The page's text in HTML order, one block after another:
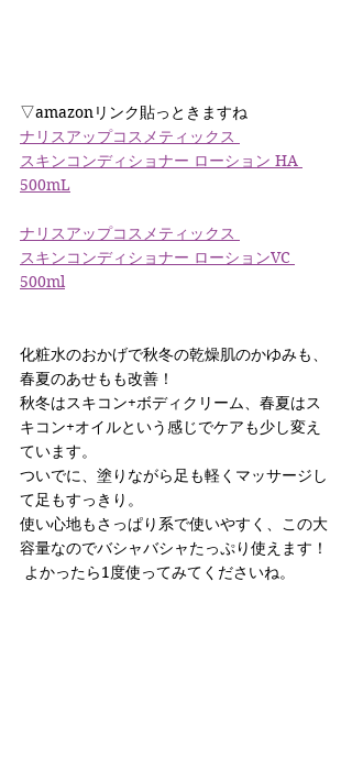
▽amazonリンク貼っときますね
ナリスアップコスメティックス
スキンコンディショナー ローション HA
500mL
ナリスアップコスメティックス
スキンコンディショナー ローションVC
500ml
化粧水のおかげで秋冬の乾燥肌のかゆみも、
春夏のあせもも改善！
秋冬はスキコン+ボディクリーム、春夏はス
キコン+オイルという感じでケアも少し変え
ています。
ついでに、塗りながら足も軽くマッサージし
て足もすっきり。
使い心地もさっぱり系で使いやすく、この大
容量なのでバシャバシャたっぷり使えます！
よかったら1度使ってみてくださいね。